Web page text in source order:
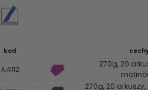
kod
A.41112
270g, 20
270g, 20